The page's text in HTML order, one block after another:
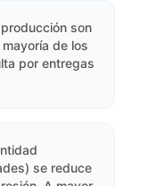
son
de los
por entregas
se reduce